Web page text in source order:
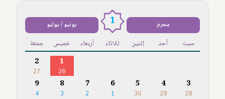
محرم 1 يونيو / يوليو
سبت أحد إثنين ثلاثاء أربعاء خميس جمعة
1
26
2
27
3
28
4
29
5
30
6
1
7
2
8
3
9
4